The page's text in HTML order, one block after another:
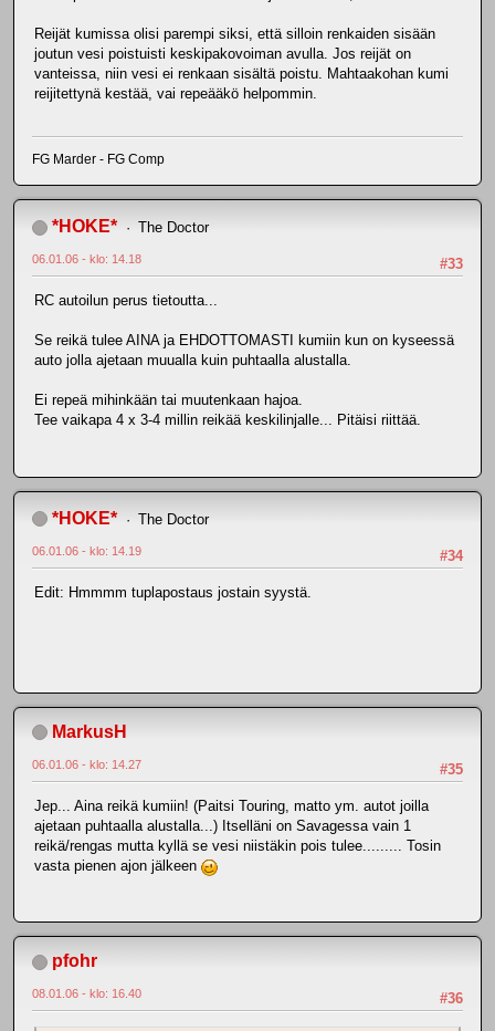
Reijät kumissa olisi parempi siksi, että silloin renkaiden sisään
joutun vesi poistuisti keskipakovoiman avulla. Jos reijät on
vanteissa, niin vesi ei renkaan sisältä poistu. Mahtaakohan kumi
reijitettynä kestää, vai repeääkö helpommin.
FG Marder - FG Comp
*HOKE* The Doctor
#33
06.01.06 - klo: 14.18
RC autoilun perus tietoutta...
Se reikä tulee AINA ja EHDOTTOMASTI kumiin kun on kyseessä
auto jolla ajetaan muualla kuin puhtaalla alustalla.
Ei repeä mihinkään tai muutenkaan hajoa.
Tee vaikapa 4 x 3-4 millin reikää keskilinjalle... Pitäisi riittää.
*HOKE* The Doctor
#34
06.01.06 - klo: 14.19
Edit: Hmmmm tuplapostaus jostain syystä.
MarkusH
#35
06.01.06 - klo: 14.27
Jep... Aina reikä kumiin! (Paitsi Touring, matto ym. autot joilla
ajetaan puhtaalla alustalla...) Itselläni on Savagessa vain 1
reikä/rengas mutta kyllä se vesi niistäkin pois tulee......... Tosin
vasta pienen ajon jälkeen
pfohr
#36
08.01.06 - klo: 16.40